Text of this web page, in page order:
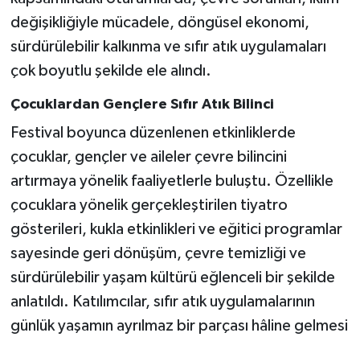
değişikliğiyle mücadele, döngüsel ekonomi,
sürdürülebilir kalkınma ve sıfır atık uygulamaları
çok boyutlu şekilde ele alındı.
Çocuklardan Gençlere Sıfır Atık Bilinci
Festival boyunca düzenlenen etkinliklerde
çocuklar, gençler ve aileler çevre bilincini
artırmaya yönelik faaliyetlerle buluştu. Özellikle
çocuklara yönelik gerçekleştirilen tiyatro
gösterileri, kukla etkinlikleri ve eğitici programlar
sayesinde geri dönüşüm, çevre temizliği ve
sürdürülebilir yaşam kültürü eğlenceli bir şekilde
anlatıldı. Katılımcılar, sıfır atık uygulamalarının
günlük yaşamın ayrılmaz bir parçası hâline gelmesi
Sağlık
Spor
Ulusal
Yaşam